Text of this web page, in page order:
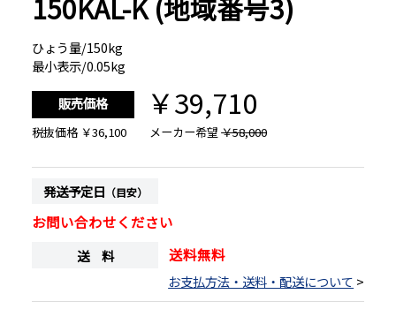
150KAL-K (地域番号3)
ひょう量/150kg
最小表示/0.05kg
販売価格 ￥39,710
税抜価格 ￥36,100 メーカー希望￥58,000
発送予定日 （目安）
お問い合わせください
送 料 送料無料
お支払方法・送料・配送について >